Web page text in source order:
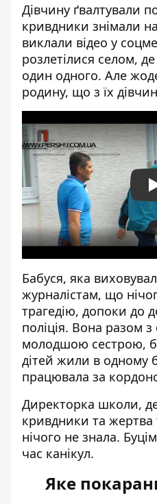
Дівчину ґвалтували
кривдники знімали
виклали відео у
розлетілися селом,
один одного. Але
родину, що з їх
Бабуся, яка
журналістам, що
трагедію, допоки до
поліція. Вона разом з
молодшою сестрою,
дітей жили в одному
працювала за
Директорка школи,
кривдники та
нічого не знала.
час канікул.
Яке